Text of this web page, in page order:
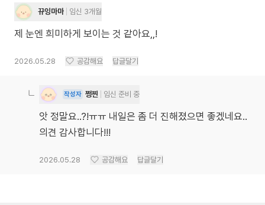
뀨잉마마 임신 3개월
제 눈엔 희미하게 보이는 것 같아요,,!
2026.05.28 공감해요 답글달기
작성자 쩡찐 임신 준비 중
앗 정말요..?!ㅠㅠ 내일은 좀 더 진해졌으면 좋겠네요..
의견 감사합니다!!!
2026.05.28 공감해요 답글달기